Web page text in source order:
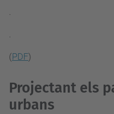
(PDF)
Projectant els
urbans